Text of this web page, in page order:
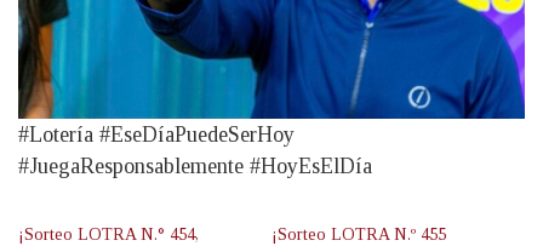
#Lotería #EseDíaPuedeSerHoy
#JuegaResponsablemente #HoyEsElDía
¡Sorteo LOTRA N.° 454,
¡Sorteo LOTRA N.º 455